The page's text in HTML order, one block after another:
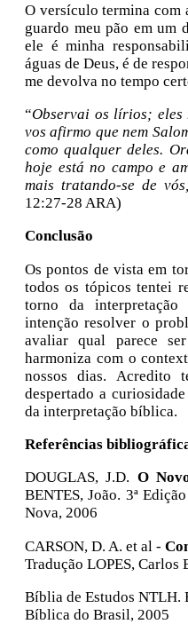
O versículo termina com
guardo meu pão em um
ele é minha
águas de Deus, é de
me devolva no tempo
“Observai os lírios; eles
vos afirmo que nem
como qualquer deles.
hoje está no campo e
mais tratando-se de
12:27-28 ARA)
Conclusão
Os pontos de vista em
todos os tópicos tentei
torno da
intenção resolver o
avaliar qual parece
harmoniza com o
nossos dias. Acredito
despertado a
da interpretação bíblica.
Referências
DOUGLAS, J.D. O
BENTES, João. 3ª
Nova, 2006
CARSON, D. A. et al -
Tradução LOPES, Carlos
Bíblia de Estudos NTLH.
Bíblica do Brasil, 2005